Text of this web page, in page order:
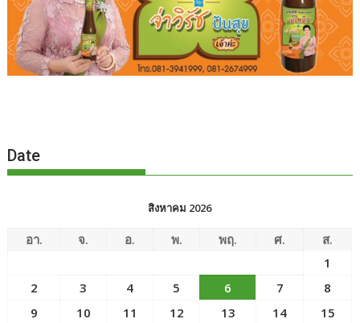
Date
สิงหาคม 2026
อา. จ. อ. พ. พฤ. ศ.
ส.
1
2
3 4 5 6 7
8
9
10 11 12 13 14
15